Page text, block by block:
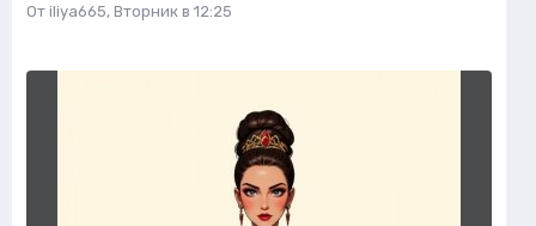
От iliya665, Вторник в 12:25